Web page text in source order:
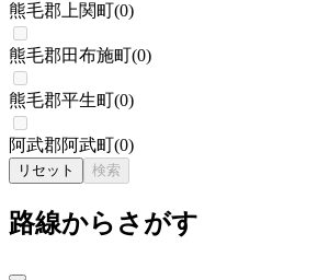
熊毛郡上関町(0)
熊毛郡田布施町(0)
熊毛郡平生町(0)
阿武郡阿武町(0)
リセット 検索
路線からさがす